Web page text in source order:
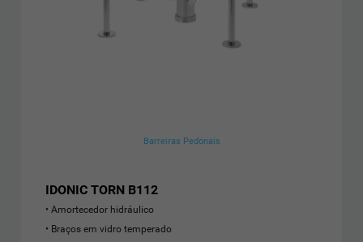
Barreiras Pedonais
IDONIC TORN B112
Amortecedor hidráulico
Braços em vidro temperado